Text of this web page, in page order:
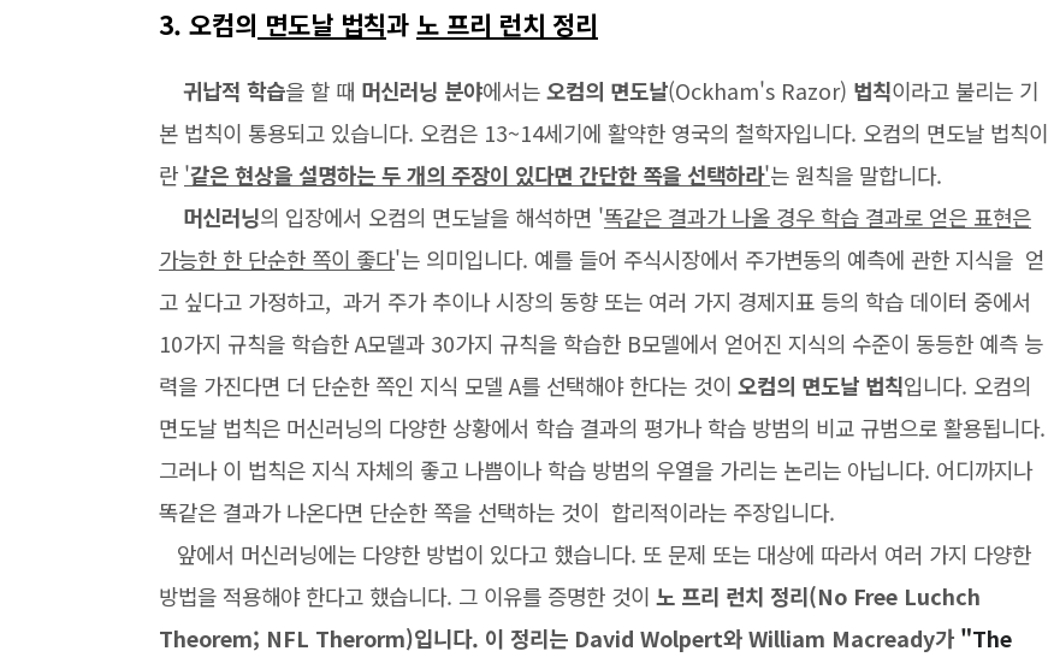
3. 오컴의 면도날 법칙과 노 프리 런치 정리
귀납적 학습을 할 때 머신러닝 분야에서는오컴의 면도날(Ockham's Razor) 법칙이라고 불리는 기
본 법칙이 통용되고 있습니다. 오컴은 13~14세기에 활약한 영국의 철학자입니다. 오컴의 면도날 법칙이
란 '같은 현상을 설명하는 두 개의 주장이 있다면 간단한 쪽을 선택하라'는 원칙을 말합니다.
머신러닝의 입장에서 오컴의 면도날을 해석하면 '똑같은 결과가 나올 경우 학습 결과로 얻은 표현은
가능한 한 단순한 쪽이 좋다'는 의미입니다. 예를 들어 주식시장에서 주가변동의 예측에 관한 지식을 얻
고 싶다고 가정하고, 과거 주가 추이나 시장의 동향 또는 여러 가지 경제지표 등의 학습 데이터 중에서
10가지 규칙을 학습한 A모델과 30가지 규칙을 학습한 B모델에서 얻어진 지식의 수준이 동등한 예측 능
력을 가진다면 더 단순한 쪽인 지식 모델 A를 선택해야 한다는 것이 오컴의 면도날 법칙입니다. 오컴의
면도날 법칙은 머신러닝의 다양한 상황에서 학습 결과의 평가나 학습 방범의 비교 규범으로 활용됩니다.
그러나 이 법칙은 지식 자체의 좋고 나쁨이나 학습 방범의 우열을 가리는 논리는 아닙니다. 어디까지나
똑같은 결과가 나온다면 단순한 쪽을 선택하는 것이 합리적이라는 주장입니다.
앞에서 머신러닝에는 다양한 방법이 있다고 했습니다. 또 문제 또는 대상에 따라서 여러 가지 다양한
방법을 적용해야 한다고 했습니다. 그 이유를 증명한 것이 노 프리 런치 정리(No Free Luchch
Theorem; NFL Therorm)입니다. 이 정리는 David Wolpert와 William Macready가 "The